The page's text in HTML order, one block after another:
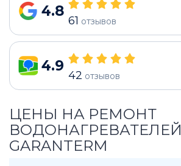
4.8
61 отзывов
4.9
42 отзывов
ЦЕНЫ НА РЕМОНТ
ВОДОНАГРЕВАТЕЛЕЙ
GARANTERM